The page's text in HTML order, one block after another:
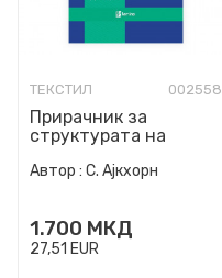
ТЕКСТИЛ 002558
Прирачник за
структурата на
Т. 1, Основи и
Автор : С. Ајкхорн
1.700 МКД
27,51 EUR